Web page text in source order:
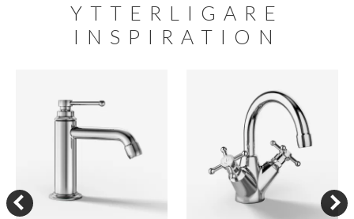
YTTERLIGARE
INSPIRATION